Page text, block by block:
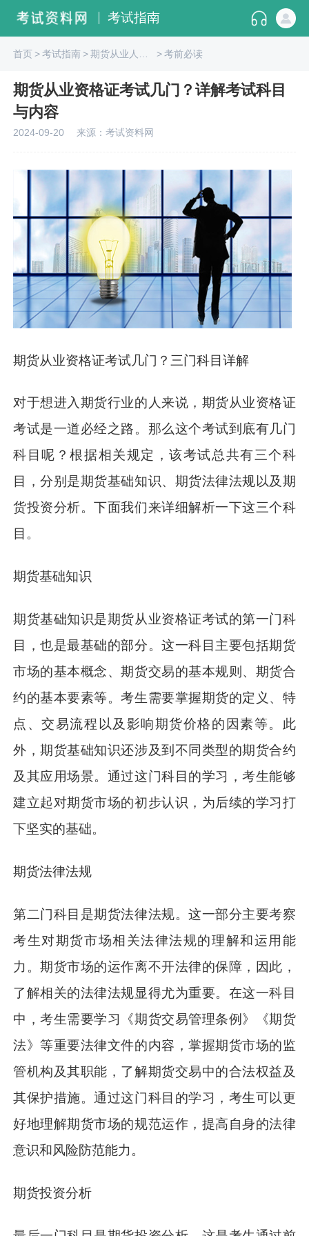
考试指南
首页>考试指南> > 考前必读
期货从业资格证考试几门？详解考试科目
与内容
2024-09-20 来源：考试资料网
期货从业资格证考试几门？三门科目详解
对于想进入期货行业的人来说，期货从业资格证
考试是一道必经之路。那么这个考试到底有几门
科目呢？根据相关规定，该考试总共有三个科
目，分别是期货基础知识、期货法律法规以及期
货投资分析。下面我们来详细解析一下这三个科
目。
期货基础知识
期货基础知识是期货从业资格证考试的第一门科
目，也是最基础的部分。这一科目主要包括期货
市场的基本概念、期货交易的基本规则、期货合
约的基本要素等。考生需要掌握期货的定义、特
点、交易流程以及影响期货价格的因素等。此
外，期货基础知识还涉及到不同类型的期货合约
及其应用场景。通过这门科目的学习，考生能够
建立起对期货市场的初步认识，为后续的学习打
下坚实的基础。
期货法律法规
第二门科目是期货法律法规。这一部分主要考察
考生对期货市场相关法律法规的理解和运用能
力。期货市场的运作离不开法律的保障，因此，
了解相关的法律法规显得尤为重要。在这一科目
中，考生需要学习《期货交易管理条例》《期货
法》等重要法律文件的内容，掌握期货市场的监
管机构及其职能，了解期货交易中的合法权益及
其保护措施。通过这门科目的学习，考生可以更
好地理解期货市场的规范运作，提高自身的法律
意识和风险防范能力。
期货投资分析